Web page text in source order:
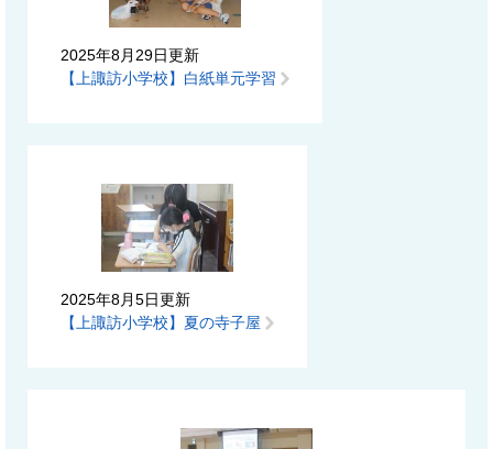
2025年8月29日更新
【上諏訪小学校】白紙単元学習
2025年8月5日更新
【上諏訪小学校】夏の寺子屋